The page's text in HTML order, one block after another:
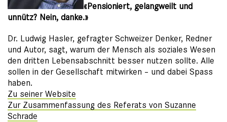
«Pensioniert, gelangweilt und
unnütz? Nein, danke.»
Dr. Ludwig Hasler, gefragter Schweizer Denker, Redner
und Autor, sagt, warum der Mensch als soziales Wesen
den dritten Lebensabschnitt besser nutzen sollte. Alle
sollen in der Gesellschaft mitwirken – und dabei Spass
haben.
Zu seiner Website
Zur Zusammenfassung des Referats von Suzanne
Schrade